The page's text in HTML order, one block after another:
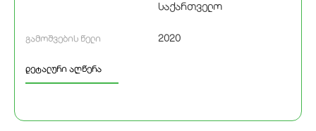
საქართველო
გამოშვების წელი 2020
დეტალური აღწერა